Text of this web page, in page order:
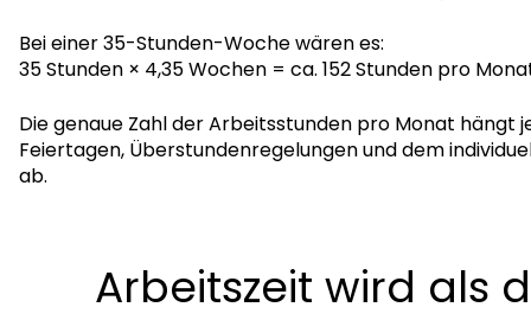
Bei einer 35-Stunden-Woche wären es:
35 Stunden × 4,35 Wochen = ca. 152 Stunden pro
Die genaue Zahl der Arbeitsstunden pro Monat hängt
Feiertagen, Überstundenregelungen und dem
ab.
Arbeitszeit wird als